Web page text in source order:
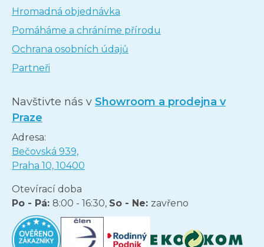
Hromadná objednávka
Pomáháme a chráníme přírodu
Ochrana osobních údajů
Partneři
Navštivte nás v Showroom a prodejna v
Praze
Adresa:
Bečovská 939,
Praha 10, 10400
Otevírací doba
Po - Pá: 8:00 - 16:30, So - Ne: zavřeno